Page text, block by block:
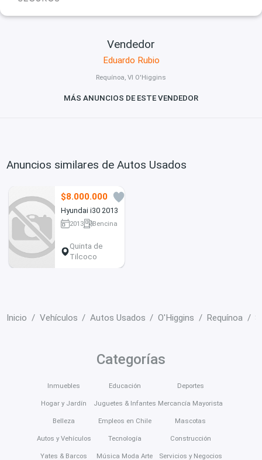
Vendedor
Eduardo Rubio
Requínoa, VI O'Higgins
MÁS ANUNCIOS DE ESTE VENDEDOR
Anuncios similares de Autos Usados
$8.000.000
Hyundai i30 2013
2013
Bencina
Quinta de
Tilcoco
Inicio Vehículos Autos Usados O'Higgins Requínoa
Categorías
Inmuebles
Hogar y Jardín
Belleza
Autos y Vehículos
Yates & Barcos
Educación
Juguetes & Infantes
Empleos en Chile
Tecnología
Música Moda Arte
Deportes
Mercancía Mayorista
Mascotas
Construcción
Servicios y Negocios